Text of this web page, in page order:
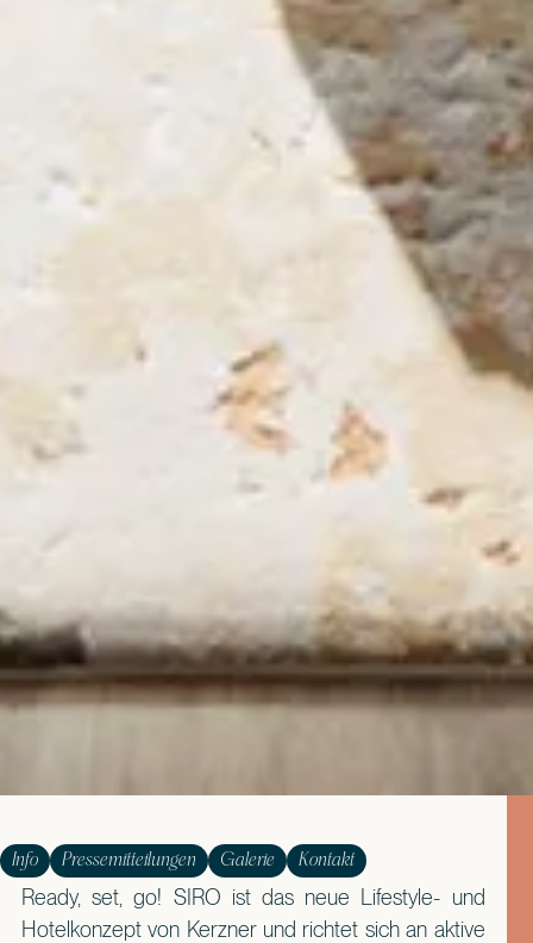
Info Pressemitteilungen Galerie Kontakt
Ready, set, go! SIRO ist das neue Lifestyle- und
Hotelkonzept von Kerzner und richtet sich an aktive